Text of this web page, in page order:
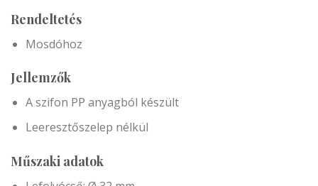
Rendeltetés
Mosdóhoz
Jellemzők
A szifon PP anyagból készült
Leeresztőszelep nélkül
Műszaki adatok